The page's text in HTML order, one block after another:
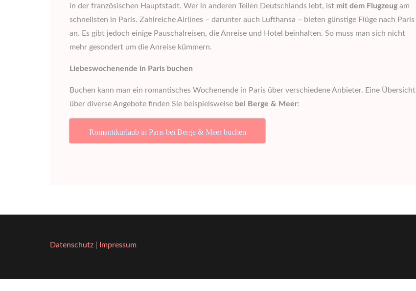
in der französischen Hauptstadt. Wer in anderen Teilen Deutschlands lebt, ist mit dem Flugzeug am
schnellsten in Paris. Zahlreiche Airlines – darunter auch Lufthansa – bieten günstige Flüge nach Paris
an. Es gibt jedoch einige Pauschalreisen, die Anreise und Hotel beinhalten. So muss man sich nicht
mehr gesondert um die Anreise kümmern.
Liebeswochenende in Paris buchen
Buchen kann man ein romantisches Wochenende in Paris über verschiedene Anbieter. Eine Übersicht
über diverse Angebote finden Sie beispielsweise bei Berge & Meer:
Romantikurlaub in Paris bei Berge & Meer buchen
Datenschutz Impressum